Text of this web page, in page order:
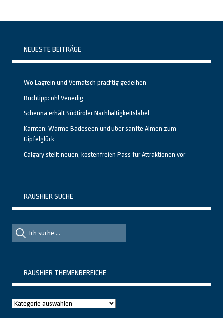
NEUESTE BEITRÄGE
Wo Lagrein und Vernatsch prächtig gedeihen
Buchtipp: oh! Venedig
Schenna erhält Südtiroler Nachhaltigkeitslabel
Kärnten: Warme Badeseen und über sanfte Almen zum
Gipfelglück
Calgary stellt neuen, kostenfreien Pass für Attraktionen vor
RAUSHIER SUCHE
Suche
nach::
Suche
nach:
RAUSHIER THEMENBEREICHE
Raushier